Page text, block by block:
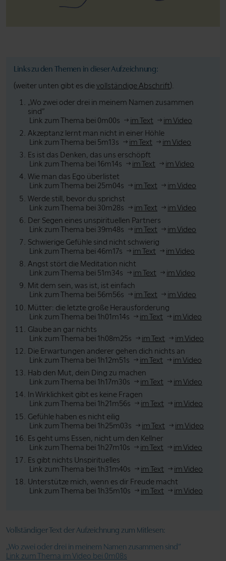
Links zu den Themen in dieser Aufzeichnung:
(weiter unten gibt es dievollständige Abschrift).
„Wo zwei oder drei in meinem Namen zusammen
sind”
Link zum Thema bei 0m00s
im Text
im Video
Akzeptanz lernt man nicht in einer Höhle
Link zum Thema bei 5m13s
im Text
im Video
Es ist das Denken, das uns erschöpft
Link zum Thema bei 16m14s
im Text
im Video
Wie man das Ego überlistet
Link zum Thema bei 25m04s
im Text
im Video
Werde still, bevor du sprichst
Link zum Thema bei 30m28s
im Text
im Video
Der Segen eines unspirituellen Partners
Link zum Thema bei 39m48s
im Text
im Video
Schwierige Gefühle sind nicht schwierig
Link zum Thema bei 46m17s
im Text
im Video
Angst stört die Meditation nicht
Link zum Thema bei 51m34s
im Text
im Video
Mit dem sein, was ist, ist einfach
Link zum Thema bei 56m56s
im Text
im Video
Mütter: die letzte große Herausforderung
Link zum Thema bei 1h01m14s
im Text
im Video
Glaube an gar nichts
Link zum Thema bei 1h08m25s
im Text
im Video
Die Erwartungen anderer gehen dich nichts an
Link zum Thema bei 1h12m51s
im Text
im Video
Hab den Mut, dein Ding zu machen
Link zum Thema bei 1h17m30s
im Text
im Video
In Wirklichkeit gibt es keine Fragen
Link zum Thema bei 1h21m56s
im Text
im Video
Gefühle haben es nicht eilig
Link zum Thema bei 1h25m03s
im Text
im Video
Es geht ums Essen, nicht um den Kellner
Link zum Thema bei 1h27m10s
im Text
im Video
Es gibt nichts Unspirituelles
Link zum Thema bei 1h31m40s
im Text
im Video
Unterstütze mich, wenn es dir Freude macht
Link zum Thema bei 1h35m10s
im Text im Video
Vollständiger Text der Aufzeichnung zum Mitlesen:
„Wo zwei oder drei in meinem Namen zusammen sind”
Link zum Thema im Video bei 0m08s